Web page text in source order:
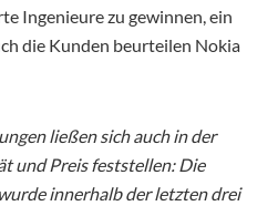
Ingenieure zu gewinnen, ein
die Kunden beurteilen Nokia
ließen sich auch in der
und Preis feststellen: Die
innerhalb der letzten drei